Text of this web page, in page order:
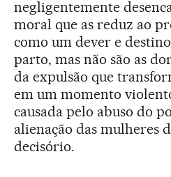
negligentemente
moral que as reduz ao
como um dever e
parto, mas não são as
da expulsão que
em um momento
causada pelo abuso do
alienação das mulheres
decisório.